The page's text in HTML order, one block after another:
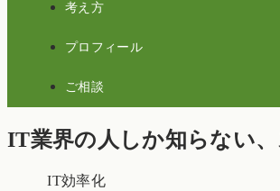
考え方
プロフィール
ご相談
IT業界の人しか知らない
IT効率化